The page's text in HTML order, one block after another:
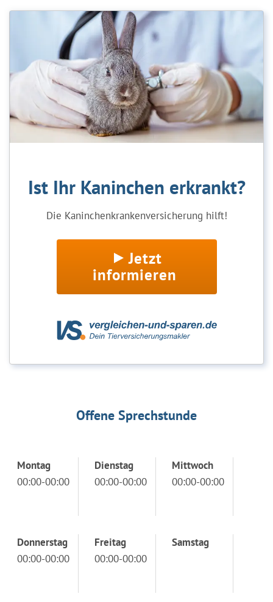
Ist Ihr Kaninchen erkrankt?
Die Kaninchenkrankenversicherung hilft!
Jetzt
informieren
Offene Sprechstunde
Montag
00:00-00:00
Dienstag
00:00-00:00
Mittwoch
00:00-00:00
Donnerstag
00:00-00:00
Freitag
00:00-00:00
Samstag